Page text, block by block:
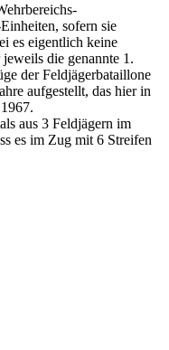
sofern sie
es eigentlich keine
die genannte 1.
der Feldjägerbataillone
aufgestellt, das hier in
aus 3 Feldjägern im
es im Zug mit 6 Streifen